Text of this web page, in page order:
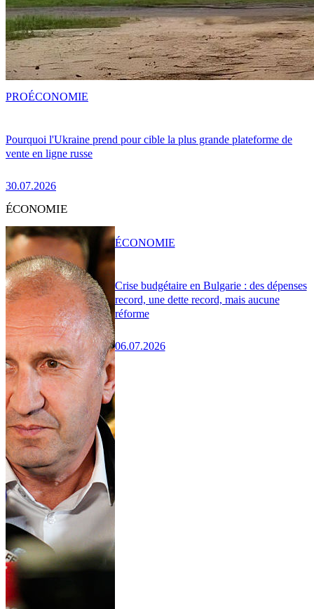
Pourquoi l'Ukraine prend pour cible la plus grande plateforme de
vente en ligne russe
30.07.2026
PROÉCONOMIE
ÉCONOMIE
Crise budgétaire en Bulgarie : des dépenses
record, une dette record, mais aucune
réforme
06.07.2026
ÉCONOMIE